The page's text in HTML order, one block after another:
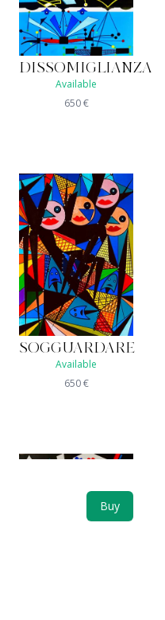
Buy
DISSOMIGLIANZA
Available
650€
SOGGUARDARE
Available
650€